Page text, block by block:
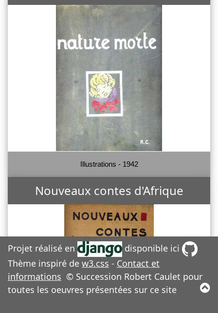
Illustrations - 1942
Nouveaux contes d'Afrique
Projet réalisé en
disponible ici
Thème inspiré de w3.css - Contact et
informations © Succession Robert Caulet pour
toutes les oeuvres présentées sur ce site